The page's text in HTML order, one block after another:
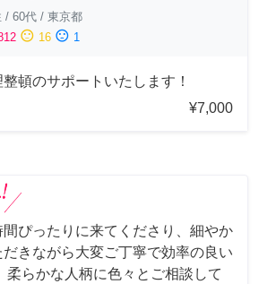
/ 60代 / 東京都
sentiment_neutral 16 sentiment_dissatisfied 1
頓のサポートいたします！
¥7,000
ぴったりに来てくださり、細やか
きながら大変ご丁寧で効率の良い
柔らかな人柄に色々とご相談して